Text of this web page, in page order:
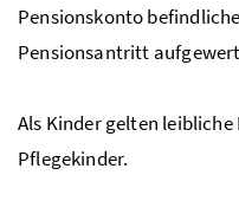
Pensionskonto
Pensionsantritt
Als Kinder gelten
Pflegekinder.